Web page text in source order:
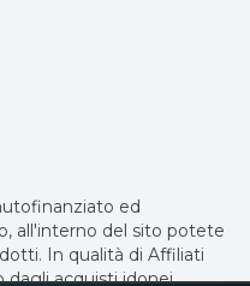
ed
all'interno del sito potete
In qualità di Affiliati
dagli acquisti idonei